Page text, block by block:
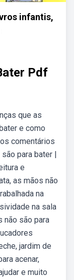
infantis,
Pdf
que as
e como
comentários
para bater |
e
as mãos não
na
na sala
não são para
jardim de
acenar,
e muito